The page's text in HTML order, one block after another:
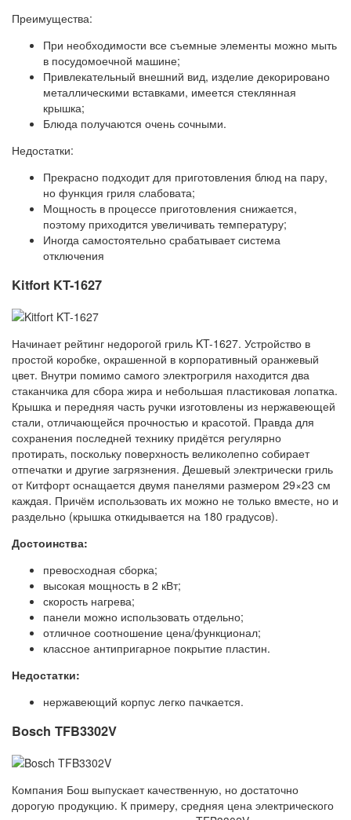
Преимущества:
При необходимости все съемные элементы можно мыть
в посудомоечной машине;
Привлекательный внешний вид, изделие декорировано
металлическими вставками, имеется стеклянная
крышка;
Блюда получаются очень сочными.
Недостатки:
Прекрасно подходит для приготовления блюд на пару,
но функция гриля слабовата;
Мощность в процессе приготовления снижается,
поэтому приходится увеличивать температуру;
Иногда самостоятельно срабатывает система
отключения
Kitfort KT-1627
Начинает рейтинг недорогой гриль KT-1627. Устройство в
простой коробке, окрашенной в корпоративный оранжевый
цвет. Внутри помимо самого электрогриля находится два
стаканчика для сбора жира и небольшая пластиковая лопатка.
Крышка и передняя часть ручки изготовлены из нержавеющей
стали, отличающейся прочностью и красотой. Правда для
сохранения последней технику придётся регулярно
протирать, поскольку поверхность великолепно собирает
отпечатки и другие загрязнения. Дешевый электрически гриль
от Китфорт оснащается двумя панелями размером 29×23 см
каждая. Причём использовать их можно не только вместе, но и
раздельно (крышка откидывается на 180 градусов).
Достоинства:
превосходная сборка;
высокая мощность в 2 кВт;
скорость нагрева;
панели можно использовать отдельно;
отличное соотношение цена/функционал;
классное антипригарное покрытие пластин.
Недостатки:
нержавеющий корпус легко пачкается.
Bosch TFB3302V
Компания Бош выпускает качественную, но достаточно
дорогую продукцию. К примеру, средняя цена электрического